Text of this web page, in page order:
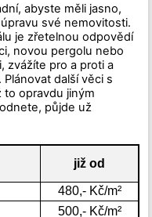
abyste měli jasno,
své nemovitosti.
je zřetelnou odpovědí
novou pergolu nebo
zvážíte pro a proti a
další věci s
to opravdu jiným
půjde už
již od
480,- Kč/m²
500,- Kč/m²